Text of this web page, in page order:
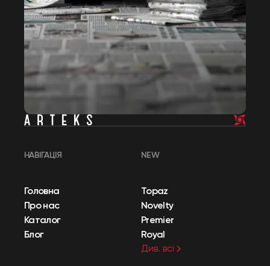
НАВІГАЦІЯ
Головна
Про нас
Каталог
Блог
NEW
Topaz
Novelty
Premier
Royal
Див. всі